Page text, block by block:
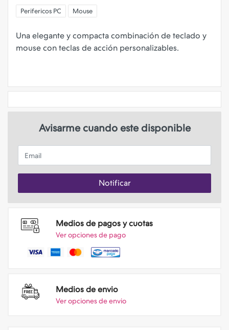
Perifericos PC Mouse
Una elegante y compacta combinación de teclado y
mouse con teclas de acción personalizables.
Avisarme cuando este disponible
Email
Notificar
Medios de pagos y cuotas
Ver opciones de pago
Medios de envio
Ver opciones de envio